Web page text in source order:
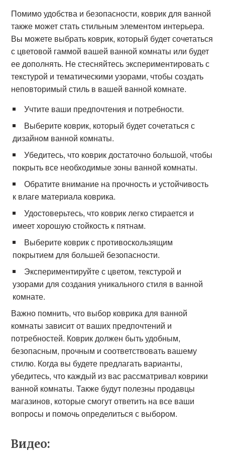
Помимо удобства и безопасности, коврик для ванной
также может стать стильным элементом интерьера.
Вы можете выбрать коврик, который будет сочетаться
с цветовой гаммой вашей ванной комнаты или будет
ее дополнять. Не стесняйтесь экспериментировать с
текстурой и тематическими узорами, чтобы создать
неповторимый стиль в вашей ванной комнате.
Учтите ваши предпочтения и потребности.
Выберите коврик, который будет сочетаться с
дизайном ванной комнаты.
Убедитесь, что коврик достаточно большой, чтобы
покрыть все необходимые зоны ванной комнаты.
Обратите внимание на прочность и устойчивость
к влаге материала коврика.
Удостоверьтесь, что коврик легко стирается и
имеет хорошую стойкость к пятнам.
Выберите коврик с противоскользящим
покрытием для большей безопасности.
Экспериментируйте с цветом, текстурой и
узорами для создания уникального стиля в ванной
комнате.
Важно помнить, что выбор коврика для ванной
комнаты зависит от ваших предпочтений и
потребностей. Коврик должен быть удобным,
безопасным, прочным и соответствовать вашему
стилю. Когда вы будете предлагать варианты,
убедитесь, что каждый из вас рассматривал коврики
ванной комнаты. Также будут полезны продавцы
магазинов, которые смогут ответить на все ваши
вопросы и помочь определиться с выбором.
Видео: